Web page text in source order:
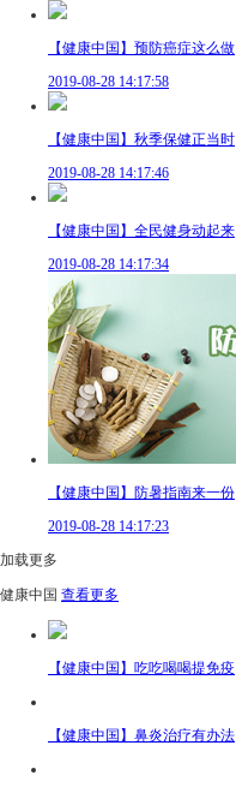
【健康中国】预防癌症这么做
2019-08-28 14:17:58
【健康中国】秋季保健正当时
2019-08-28 14:17:46
【健康中国】全民健身动起来
2019-08-28 14:17:34
【健康中国】防暑指南来一份
2019-08-28 14:17:23
加载更多
健康中国 查看更多
【健康中国】吃吃喝喝提免疫
【健康中国】鼻炎治疗有办法